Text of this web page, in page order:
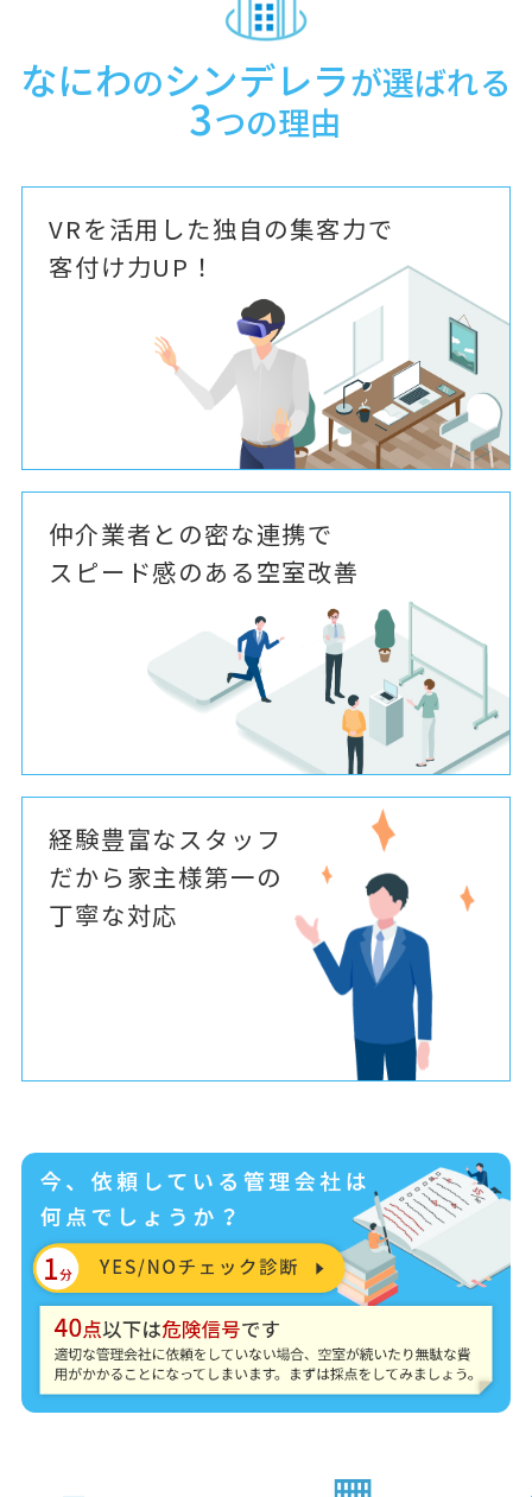
なにわのシンデレラが選ばれる
3つの理由
VRを活用した独自の集客力で
客付け力UP！
仲介業者との密な連携で
スピード感のある空室改善
経験豊富なスタッフ
だから家主様第一の
丁寧な対応